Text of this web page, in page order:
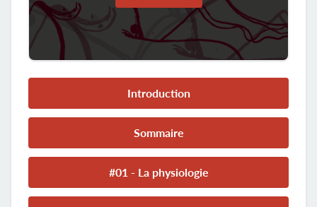
Introduction
Sommaire
#01 - La physiologie